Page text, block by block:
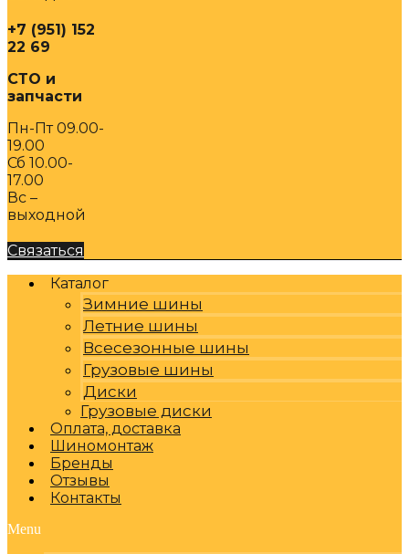
+7 (951) 152
22 69
СТО и
запчасти
Пн-Пт 09.00-
19.00
Сб 10.00-
17.00
Вс –
выходной
Связаться
Каталог
Зимние шины
Летние шины
Всесезонные шины
Грузовые шины
Диски
Грузовые диски
Оплата, доставка
Шиномонтаж
Бренды
Отзывы
Контакты
Menu